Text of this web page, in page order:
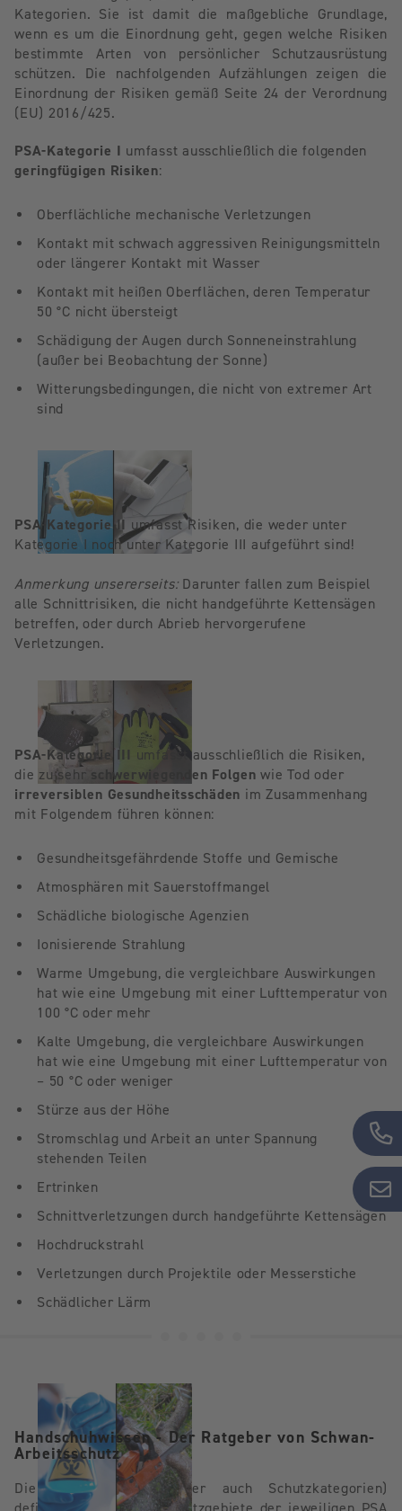
Kategorien. Sie ist damit die maßgebliche Grundlage,
wenn es um die Einordnung geht, gegen welche Risiken
bestimmte Arten von persönlicher Schutzausrüstung
schützen. Die nachfolgenden Aufzählungen zeigen die
Einordnung der Risiken gemäß Seite 24 der Verordnung
(EU) 2016/425.
PSA-Kategorie I umfasst ausschließlich die folgenden
geringfügigen Risiken:
Oberflächliche mechanische Verletzungen
Kontakt mit schwach aggressiven Reinigungsmitteln
oder längerer Kontakt mit Wasser
Kontakt mit heißen Oberflächen, deren Temperatur
50 °C nicht übersteigt
Schädigung der Augen durch Sonneneinstrahlung
(außer bei Beobachtung der Sonne)
Witterungsbedingungen, die nicht von extremer Art
sind
PSA-Kategorie II umfasst Risiken, die weder unter
Kategorie I noch unter Kategorie III aufgeführt sind!
Anmerkung unsererseits:Darunter fallen zum Beispiel
alle Schnittrisiken, die nicht handgeführte Kettensägen
betreffen, oder durch Abrieb hervorgerufene
Verletzungen.
PSA-Kategorie III umfasst ausschließlich die Risiken,
die zu sehr schwerwiegenden Folgen wie Tod oder
irreversiblen Gesundheitsschäden im Zusammenhang
mit Folgendem führen können:
Gesundheitsgefährdende Stoffe und Gemische
Atmosphären mit Sauerstoffmangel
Schädliche biologische Agenzien
Ionisierende Strahlung
Warme Umgebung, die vergleichbare Auswirkungen
hat wie eine Umgebung mit einer Lufttemperatur von
100 °C oder mehr
Kalte Umgebung, die vergleichbare Auswirkungen
hat wie eine Umgebung mit einer Lufttemperatur von
– 50 °C oder weniger
Stürze aus der Höhe
Stromschlag und Arbeit an unter Spannung
stehenden Teilen
Ertrinken
Schnittverletzungen durch handgeführte Kettensägen
Hochdruckstrahl
Verletzungen durch Projektile oder Messerstiche
Schädlicher Lärm
Handschuhwissen - Der Ratgeber von Schwan-
Arbeitsschutz
Die PSA-Kategorien (oder auch Schutzkategorien)